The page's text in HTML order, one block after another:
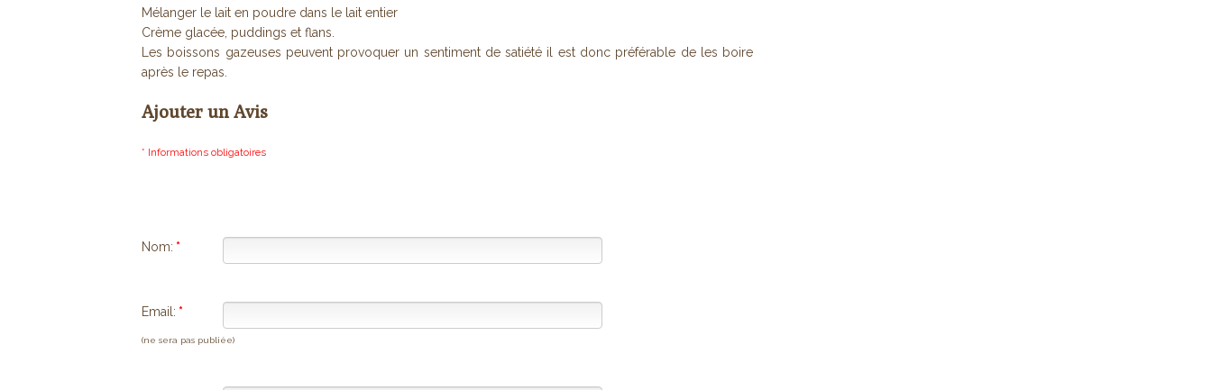
Mélanger le lait en poudre dans le lait entier
Crème glacée, puddings et flans.
Les boissons gazeuses peuvent provoquer un sentiment de satiété il est donc préférable de les boire
après le repas.
Ajouter un Avis
* Informations obligatoires
Nom: *
Email: *
(ne sera pas publiée)